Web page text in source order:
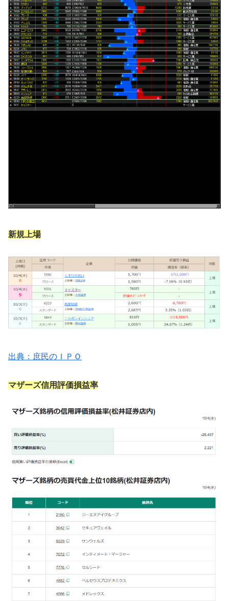
新規上場
出典：庶民のＩＰＯ
マザーズ信用評価損益率